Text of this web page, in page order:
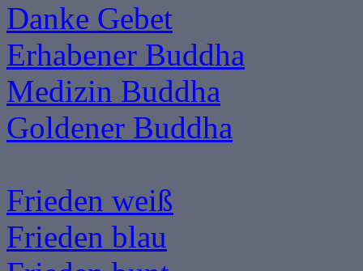
Danke Gebet
Erhabener Buddha
Medizin Buddha
Goldener Buddha
Frieden weiß
Frieden blau